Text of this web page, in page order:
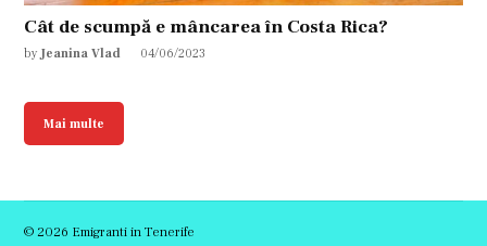
Cât de scumpă e mâncarea în Costa Rica?
by Jeanina Vlad 04/06/2023
Mai multe
© 2026 Emigranti in Tenerife